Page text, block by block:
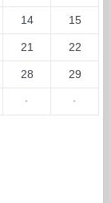
14 15
21 22
28 29
· ·